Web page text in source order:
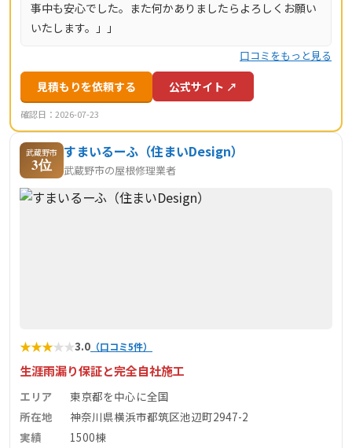
事中も安心でした。また何かありましたらよろしくお願い
いたします。」」
口コミをもっと見る
見積もりを依頼する 公式サイト ↗
確認日：2026-07-23
武蔵野市
3位
すまいるーふ（住まいDesign）
武蔵野市の屋根修理業者
★★★★★3.0 （口コミ5件）
生涯雨漏り保証と完全自社施工
エリア
東京都を中心に全国
所在地
神奈川県横浜市都筑区池辺町2947-2
実績
1500棟